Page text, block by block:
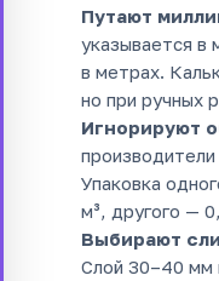
Путают
указывается в
в метрах.
но при ручных
Игнорируют
Упаковка
м³, другого —
Выбирают
Слой 30–40 мм